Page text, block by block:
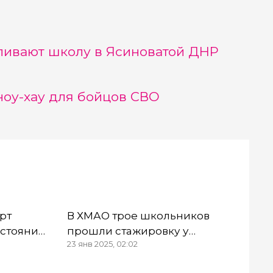
школу в Ясиноватой ДНР
хау для бойцов СВО
В ХМАО трое школьников
прошли стажировку у
замгубернатора Елены
23 янв 2025, 02:02